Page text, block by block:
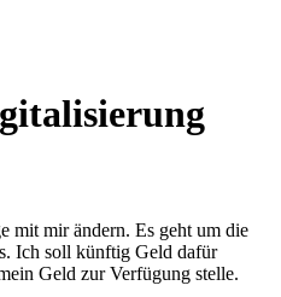
mit mir ändern. Es geht um die
Ich soll künftig Geld dafür
Geld zur Verfügung stelle.